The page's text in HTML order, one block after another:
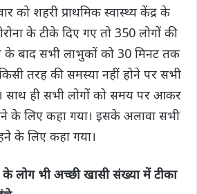
को शहरी प्राथमिक स्वास्थ्य केंद्र के
के टीके दिए गए तो 350 लोगों की
के बाद सभी लाभुकों को 30 मिनट तक
तरह की समस्या नहीं होने पर सभी
साथ ही सभी लोगों को समय पर आकर
के लिए कहा गया। इसके अलावा सभी
के लिए कहा गया।
लोग भी अच्छी खासी संख्या में टीका